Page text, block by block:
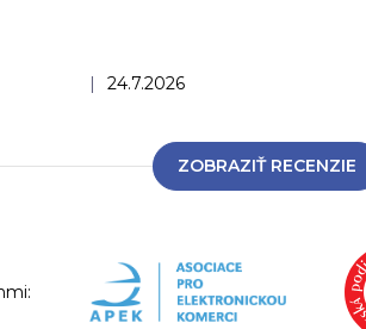
Hodnotenie obchodu je 5 z 5
| 24.7.2026
ZOBRAZIŤ RECENZIE